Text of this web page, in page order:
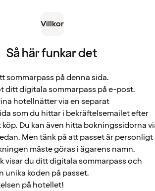
Villkor
Så här funkar det
sommarpass på denna sida.
ditt digitala sommarpass på e-post.
hotellnätter via en separat
som du hittar i bekräftelsemailet efter
Du kan även hitta bokningssidorna
Men tänk på att passet är personligt
måste göras i ägarens namn.
visar du ditt digitala sommarpass och
unika koden på passet.
på hotellet!